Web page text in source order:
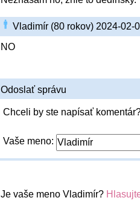
Vladimír (80 rokov) 2024-02-
NO
Odoslať správu
Chceli by ste napísať
Vaše meno:
Je vaše meno Vladimír?